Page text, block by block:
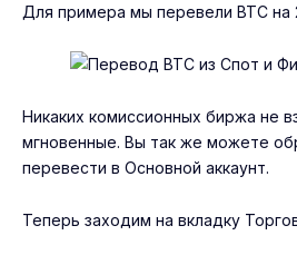
Для примера мы перевели BTC на
Никаких комиссионных биржа не
мгновенные. Вы так же можете
перевести в Основной аккаунт.
Теперь заходим на вкладку